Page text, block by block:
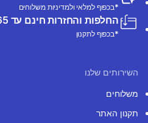
*בכפוף למלאי ולמדיניות משלוחים
החלפות והחזרות חינם עד 365 ימים ממועד הרכישה
*בכפוף לתקנון
השירותים שלנו
משלוחים
תקנון האתר